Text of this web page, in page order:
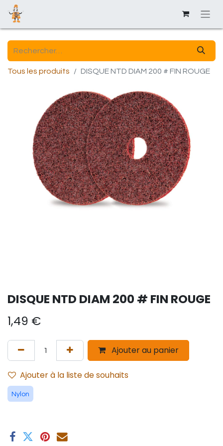
Tous les produits DISQUE NTD DIAM 200 # FIN ROUGE
DISQUE NTD DIAM 200 # FIN ROUGE
1,49 €
Ajouter au panier
Ajouter à la liste de souhaits
Nylon